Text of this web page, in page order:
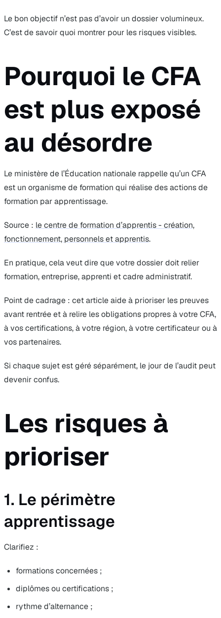
Le bon objectif n’est pas d’avoir un dossier volumineux.
C’est de savoir quoi montrer pour les risques visibles.
Pourquoi le CFA
est plus exposé
au désordre
Le ministère de l’Éducation nationale rappelle qu’un CFA
est un organisme de formation qui réalise des actions de
formation par apprentissage.
Source : le centre de formation d’apprentis - création,
fonctionnement, personnels et apprentis.
En pratique, cela veut dire que votre dossier doit relier
formation, entreprise, apprenti et cadre administratif.
Point de cadrage : cet article aide à prioriser les preuves
avant rentrée et à relire les obligations propres à votre CFA,
à vos certifications, à votre région, à votre certificateur ou à
vos partenaires.
Si chaque sujet est géré séparément, le jour de l’audit peut
devenir confus.
Les risques à
prioriser
1. Le périmètre
apprentissage
Clarifiez :
formations concernées ;
diplômes ou certifications ;
rythme d’alternance ;